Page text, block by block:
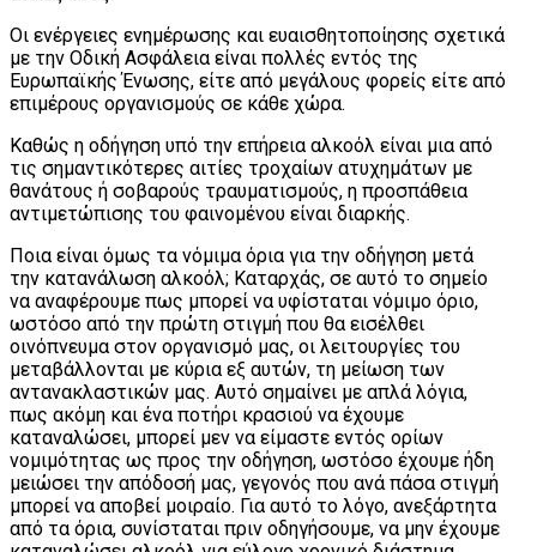
Οι ενέργειες ενημέρωσης και ευαισθητοποίησης σχετικά
με την Οδική Ασφάλεια είναι πολλές εντός της
Ευρωπαϊκής Ένωσης, είτε από μεγάλους φορείς είτε από
επιμέρους οργανισμούς σε κάθε χώρα.
Καθώς η οδήγηση υπό την επήρεια αλκοόλ είναι μια από
τις σημαντικότερες αιτίες τροχαίων ατυχημάτων με
θανάτους ή σοβαρούς τραυματισμούς, η προσπάθεια
αντιμετώπισης του φαινομένου είναι διαρκής.
Ποια είναι όμως τα νόμιμα όρια για την οδήγηση μετά
την κατανάλωση αλκοόλ; Καταρχάς, σε αυτό το σημείο
να αναφέρουμε πως μπορεί να υφίσταται νόμιμο όριο,
ωστόσο από την πρώτη στιγμή που θα εισέλθει
οινόπνευμα στον οργανισμό μας, οι λειτουργίες του
μεταβάλλονται με κύρια εξ αυτών, τη μείωση των
αντανακλαστικών μας. Αυτό σημαίνει με απλά λόγια,
πως ακόμη και ένα ποτήρι κρασιού να έχουμε
καταναλώσει, μπορεί μεν να είμαστε εντός ορίων
νομιμότητας ως προς την οδήγηση, ωστόσο έχουμε ήδη
μειώσει την απόδοσή μας, γεγονός που ανά πάσα στιγμή
μπορεί να αποβεί μοιραίο. Για αυτό το λόγο, ανεξάρτητα
από τα όρια, συνίσταται πριν οδηγήσουμε, να μην έχουμε